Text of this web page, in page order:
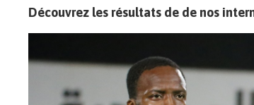
Découvrez les résultats de de nos